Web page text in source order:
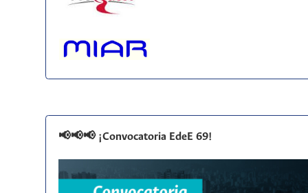
📢📢📢 ¡Convocatoria EdeE 69!